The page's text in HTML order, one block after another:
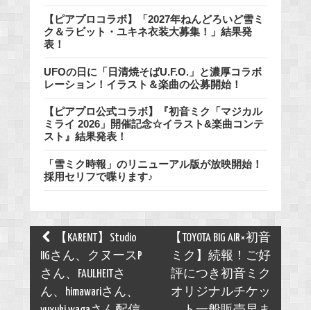
【ピアプロコラボ】「2027年ねんどろいど雪ミ
ク＆ラビット・ユキネ衣装大募集！」結果発
表！
UFOの日に「日清焼そばU.F.O.」と濃厚コラボ
レーション！イラスト＆楽曲の公募開始！
【ピアプロ公式コラボ】『初音ミク「マジカル
ミライ 2026」開催記念☆イラスト&楽曲コンテ
スト』結果発表！
「雪ミク時報」のリニューアル版が放映開始！
採用セリフで喋ります♪
Post
navigation
【KARENT】Studio
IIGさん、クヌースP
さん、FAULHEITさ
ん、himawariさん、
【TOYOTA BIG AIR×初音
ミク】続報！ご好
評につき初音ミク
オリジナルチケッ